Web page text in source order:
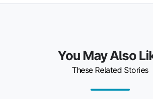
You May Also
These Related Stories